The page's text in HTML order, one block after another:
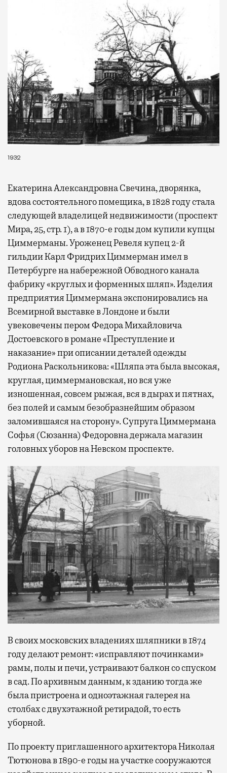
1932
Екатерина Александровна Свечина, дворянка,
вдова состоятельного помещика, в 1828 году стала
следующей владелицей недвижимости (проспект
Мира, 25, стр. 1), а в 1870-е годы дом купили купцы
Циммерманы. Уроженец Ревеля купец 2-й
гильдии Карл Фридрих Циммерман имел в
Петербурге на набережной Обводного канала
фабрику «круглых и форменных шляп». Изделия
предприятия Циммермана экспонировались на
Всемирной выставке в Лондоне и были
увековечены пером Федора Михайловича
Достоевского в романе «Преступление и
наказание» при описании деталей одежды
Родиона Раскольникова: «Шляпа эта была высокая,
круглая, циммермановская, но вся уже
изношенная, совсем рыжая, вся в дырах и пятнах,
без полей и самым безобразнейшим образом
заломившаяся на сторону». Супруга Циммермана
Софья (Сюзанна) Федоровна держала магазин
головных уборов на Невском проспекте.
В своих московских владениях шляпники в 1874
году делают ремонт: «исправляют починками»
рамы, полы и печи, устраивают балкон со спуском
в сад. По архивным данным, к зданию тогда же
была пристроена и одноэтажная галерея на
столбах с двухэтажной ретирадой, то есть
уборной.
По проекту приглашенного архитектора Николая
Тютюнова в 1890-е годы на участке сооружаются